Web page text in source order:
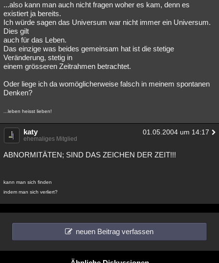
...also kann man auch nicht fragen woher es kam, denn es
existiert ja bereits.
Ich würde sagen das Universum war nicht immer ein Universum.
Dies gilt
auch für das Leben.
Das einzige was beides gemeinsam hat ist die stetige
Veränderung, stetig in
einem grösseren Zeitrahmen betrachtet.
Oder liege ich da womöglicherweise falsch in meinem spontanen
Denken?
...leben heisst lieben!
katy 01.05.2004 um 14:17
ehemaliges Mitglied
ABNORMITÄTEN; SIND DAS ZEICHEN DER ZEIT!!!
kann man sich finden
indem man sich verliert?
neuen Beitrag verfassen